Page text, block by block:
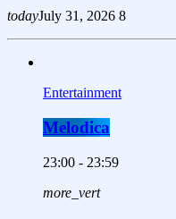
todayJuly 31, 2026 8
Entertainment
Melodica
23:00 - 23:59
more_vert